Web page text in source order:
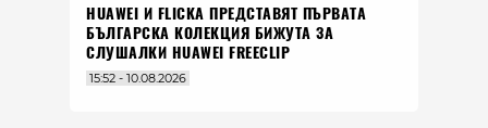
HUAWEI И FLICKA ПРЕДСТАВЯТ ПЪРВАТА
БЪЛГАРСКА КОЛЕКЦИЯ БИЖУТА ЗА
СЛУШАЛКИ HUAWEI FREECLIP
15:52 - 10.08.2026